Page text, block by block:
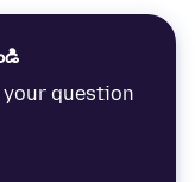
your question